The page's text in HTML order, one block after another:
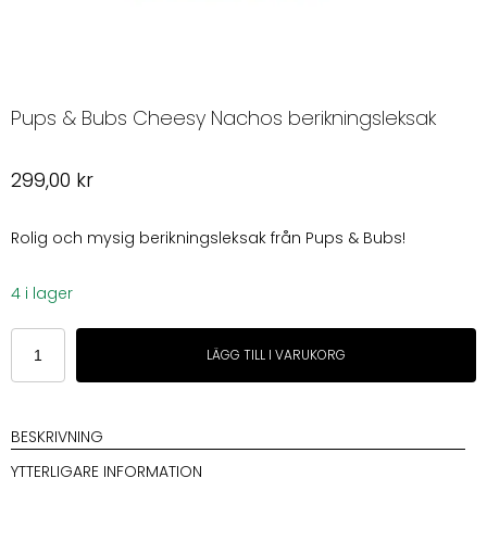
Pups & Bubs Cheesy Nachos berikningsleksak
299,00 kr
Rolig och mysig berikningsleksak från Pups & Bubs!
4 i lager
Pups
Bubs
Nachos
berikningsleksak
mängd
LÄGG TILL I VARUKORG
BESKRIVNING
YTTERLIGARE INFORMATION